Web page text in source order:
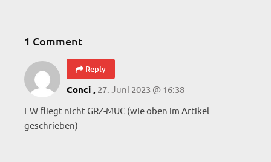
1 Comment
Reply
Conci , 27. Juni 2023 @ 16:38
EW fliegt nicht GRZ-MUC (wie oben im Artikel
geschrieben)